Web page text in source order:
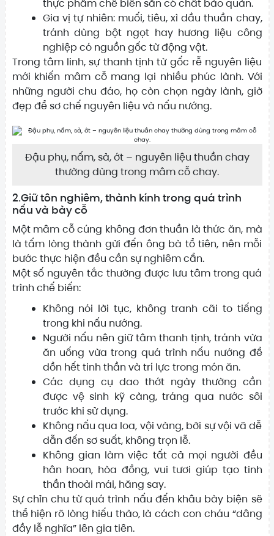
thực phẩm chế biến sẵn có chất bảo quản.
Gia vị tự nhiên: muối, tiêu, xì dầu thuần chay,
tránh dùng bột ngọt hay hương liệu công
nghiệp có nguồn gốc từ động vật.
Trong tâm linh, sự thanh tịnh từ gốc rễ nguyên liệu
mới khiến mâm cỗ mang lại nhiều phúc lành. Với
những người chu đáo, họ còn chọn ngày lành, giờ
đẹp để sơ chế nguyên liệu và nấu nướng.
Đậu phụ, nấm, sả, ớt – nguyên liệu thuần chay
thường dùng trong mâm cỗ chay.
2.Giữ tôn nghiêm, thành kính trong quá trình
nấu và bày cỗ
Một mâm cỗ cúng không đơn thuần là thức ăn, mà
là tấm lòng thành gửi đến ông bà tổ tiên, nên mỗi
bước thực hiện đều cần sự nghiêm cẩn.
Một số nguyên tắc thường được lưu tâm trong quá
trình chế biến:
Không nói lời tục, không tranh cãi to tiếng
trong khi nấu nướng.
Người nấu nên giữ tâm thanh tịnh, tránh vừa
ăn uống vừa trong quá trình nấu nướng để
dồn hết tinh thần và trí lực trong món ăn.
Các dụng cụ dao thớt ngày thường cần
được vệ sinh kỹ càng, tráng qua nước sôi
trước khi sử dụng.
Không nấu qua loa, vội vàng, bởi sự vội vã dễ
dẫn đến sơ suất, không trọn lễ.
Không gian làm việc tất cả mọi người đều
hân hoan, hòa đồng, vui tươi giúp tạo tinh
thần thoải mái, hăng say.
Sự chỉn chu từ quá trình nấu đến khâu bày biện sẽ
thể hiện rõ lòng hiếu thảo, là cách con cháu “dâng
đầy lễ nghĩa” lên gia tiên.